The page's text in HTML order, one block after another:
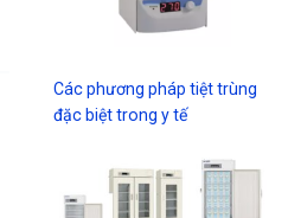
Các phương pháp tiệt trùng
đặc biệt trong y tế